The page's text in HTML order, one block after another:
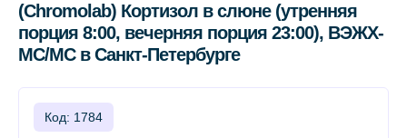
(Chromolab) Кортизол в слюне (утренняя
порция 8:00, вечерняя порция 23:00), ВЭЖХ-
МС/МС в Санкт-Петербурге
Код: 1784